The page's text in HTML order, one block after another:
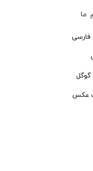
ما
عکس